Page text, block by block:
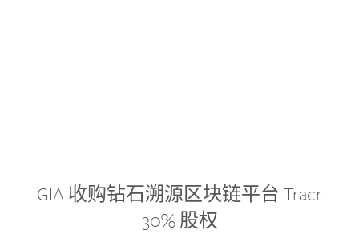
GIA 收购钻石溯源区块链平台 Tracr
30% 股权